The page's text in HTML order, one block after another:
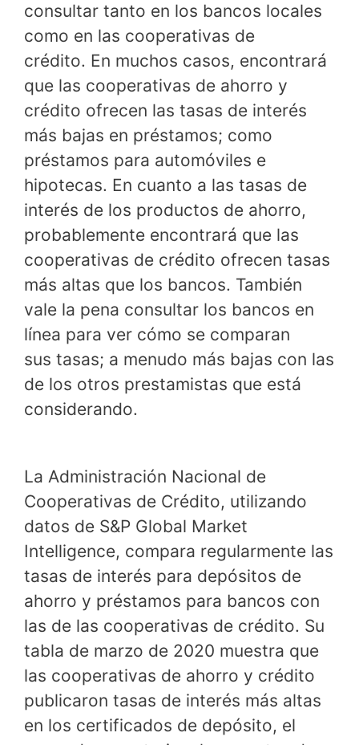
consultar tanto en los bancos locales
como en las cooperativas de
crédito. En muchos casos, encontrará
que las cooperativas de ahorro y
crédito ofrecen las tasas de interés
más bajas en préstamos; como
préstamos para automóviles e
hipotecas. En cuanto a las tasas de
interés de los productos de ahorro,
probablemente encontrará que las
cooperativas de crédito ofrecen tasas
más altas que los bancos. También
vale la pena consultar los bancos en
línea para ver cómo se comparan
sus tasas; a menudo más bajas con las
de los otros prestamistas que está
considerando.
La Administración Nacional de
Cooperativas de Crédito, utilizando
datos de S&P Global Market
Intelligence, compara regularmente las
tasas de interés para depósitos de
ahorro y préstamos para bancos con
las de las cooperativas de crédito. Su
tabla de marzo de 2020 muestra que
las cooperativas de ahorro y crédito
publicaron tasas de interés más altas
en los certificados de depósito, el